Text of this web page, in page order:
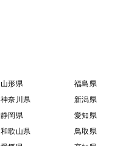
山形県 福島県
神奈川県 新潟県
静岡県 愛知県
和歌山県 鳥取県